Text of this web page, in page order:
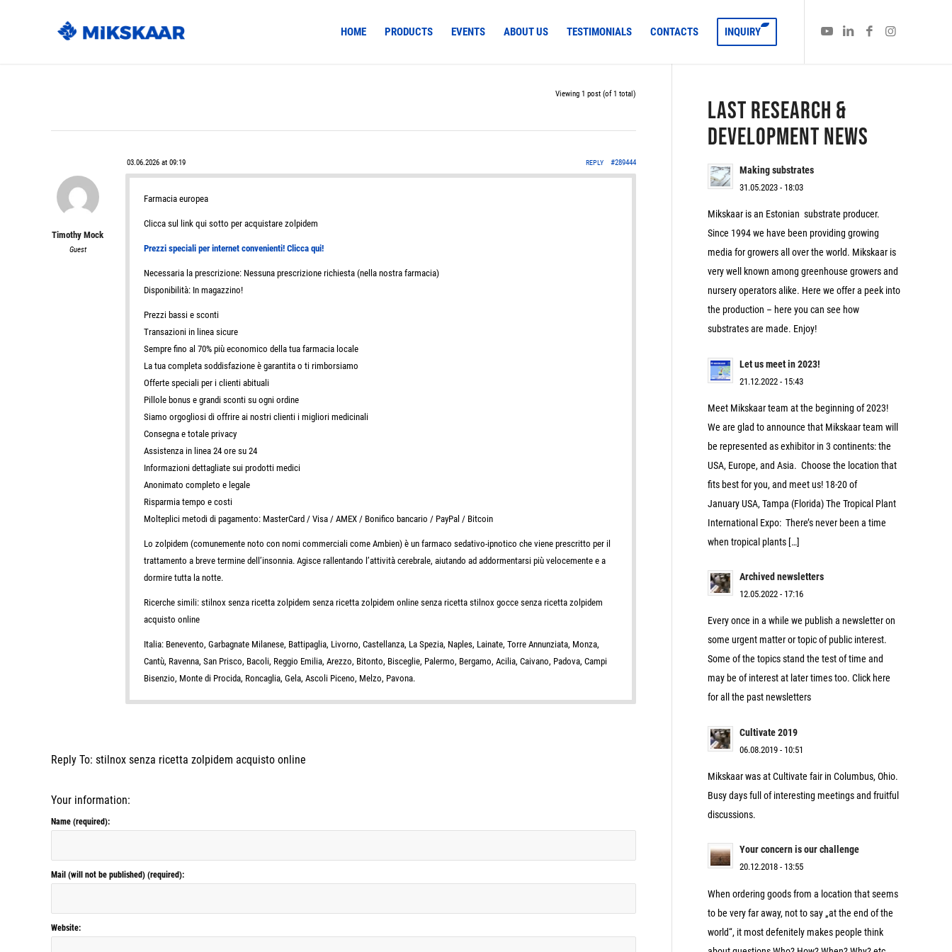
HOME PRODUCTS EVENTS ABOUT US TESTIMONIALS CONTACTS INQUIRY
Viewing 1 post (of 1 total)
03.06.2026 at 09:19 #289444
REPLY
Timothy Mock
Guest
Farmacia europea
Clicca sul link qui sotto per acquistare zolpidem
Prezzi speciali per internet convenienti! Clicca qui!
Necessaria la prescrizione: Nessuna prescrizione richiesta (nella nostra farmacia)
Disponibilità: In magazzino!
Prezzi bassi e sconti
Transazioni in linea sicure
Sempre fino al 70% più economico della tua farmacia locale
La tua completa soddisfazione è garantita o ti rimborsiamo
Offerte speciali per i clienti abituali
Pillole bonus e grandi sconti su ogni ordine
Siamo orgogliosi di offrire ai nostri clienti i migliori medicinali
Consegna e totale privacy
Assistenza in linea 24 ore su 24
Informazioni dettagliate sui prodotti medici
Anonimato completo e legale
Risparmia tempo e costi
Molteplici metodi di pagamento: MasterCard / Visa / AMEX / Bonifico bancario / PayPal / Bitcoin
Lo zolpidem (comunemente noto con nomi commerciali come Ambien) è un farmaco sedativo-ipnotico che viene prescritto per il
trattamento a breve termine dell’insonnia. Agisce rallentando l’attività cerebrale, aiutando ad addormentarsi più velocemente e a
dormire tutta la notte.
Ricerche simili: stilnox senza ricetta zolpidem senza ricetta zolpidem online senza ricetta stilnox gocce senza ricetta zolpidem
acquisto online
Italia: Benevento, Garbagnate Milanese, Battipaglia, Livorno, Castellanza, La Spezia, Naples, Lainate, Torre Annunziata, Monza,
Cantù, Ravenna, San Prisco, Bacoli, Reggio Emilia, Arezzo, Bitonto, Bisceglie, Palermo, Bergamo, Acilia, Caivano, Padova, Campi
Bisenzio, Monte di Procida, Roncaglia, Gela, Ascoli Piceno, Melzo, Pavona.
Reply To: stilnox senza ricetta zolpidem acquisto online
Your information:
Name (required):
Mail (will not be published) (required):
Website:
LAST RESEARCH &
DEVELOPMENT NEWS
Making substrates
31.05.2023 - 18:03
Mikskaar is an Estonian substrate producer.
Since 1994 we have been providing growing
media for growers all over the world. Mikskaar is
very well known among greenhouse growers and
nursery operators alike. Here we offer a peek into
the production – here you can see how
substrates are made. Enjoy!
Let us meet in 2023!
21.12.2022 - 15:43
Meet Mikskaar team at the beginning of 2023!
We are glad to announce that Mikskaar team will
be represented as exhibitor in 3 continents: the
USA, Europe, and Asia. Choose the location that
fits best for you, and meet us! 18-20 of
January USA, Tampa (Florida) The Tropical Plant
International Expo: There’s never been a time
when tropical plants […]
Archived newsletters
12.05.2022 - 17:16
Every once in a while we publish a newsletter on
some urgent matter or topic of public interest.
Some of the topics stand the test of time and
may be of interest at later times too. Click here
for all the past newsletters
Cultivate 2019
06.08.2019 - 10:51
Mikskaar was at Cultivate fair in Columbus, Ohio.
Busy days full of interesting meetings and fruitful
discussions.
Your concern is our challenge
20.12.2018 - 13:55
When ordering goods from a location that seems
to be very far away, not to say „at the end of the
world“, it most defenitely makes people think